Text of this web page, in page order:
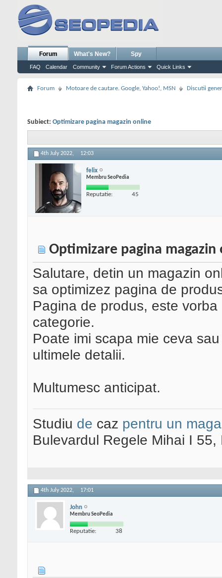
Forum
FAQ Calendar Community Forum Actions Quick Links
What's New? Spy
Forum Motoare de cautare. Google, Yahoo!, MSN Discutii
Subiect: Optimizare pagina magazin online
4th July 2022, 12:03
felix
Membru SeoPedia
Reputatie: 45
Optimizare pagina magazin
Salutare, detin un magazin
sa optimizez pagina de
Pagina de produs, este
categorie.
Poate imi scapa mie ceva
ultimele detalii.
Multumesc anticipat.
Studiu de caz pentru un
Bulevardul Regele Mihai I
4th July 2022, 17:01
John
Membru SeoPedia
Reputatie: 38